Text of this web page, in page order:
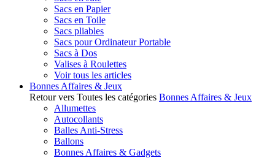
Sacs en Papier
Sacs en Toile
Sacs pliables
Sacs pour Ordinateur Portable
Sacs à Dos
Valises à Roulettes
Voir tous les articles
Bonnes Affaires & Jeux
Retour vers Toutes les catégories Bonnes Affaires & Jeux
Allumettes
Autocollants
Balles Anti-Stress
Ballons
Bonnes Affaires & Gadgets